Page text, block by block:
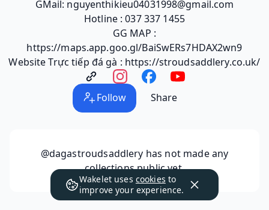
GMail: nguyenthikieu04031998@gmail.com
Hotline : 037 337 1455
GG MAP :
https://maps.app.goo.gl/BaiSwERs7HDAX2wn9
Website Trực tiếp đá gà : https://stroudsaddlery.co.uk/
Follow Share
@dagastroudsaddlery has not made any
collections public yet.
Wakelet uses cookies to
improve your experience.